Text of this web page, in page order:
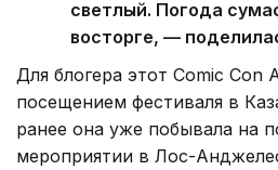
светлый. Погода
восторге, —
Для блогера этот Comic Con
посещением фестиваля в
ранее она уже побывала на
мероприятии в Лос-